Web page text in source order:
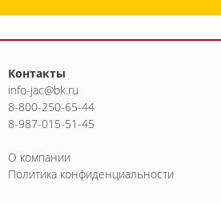
Контакты
info-jac@bk.ru
8-800-250-65-44
8-987-015-51-45
О компании
Политика конфиденциальности